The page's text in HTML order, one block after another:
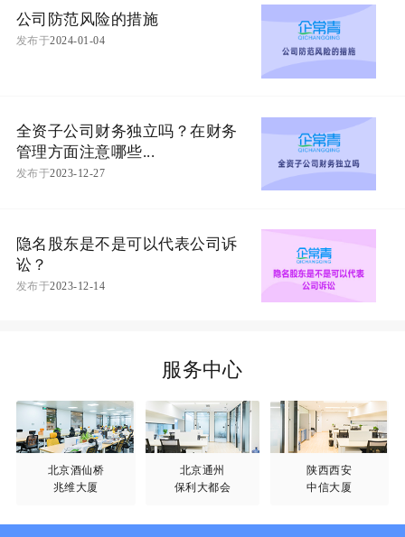
公司防范风险的措施
发布于2024-01-04
全资子公司财务独立吗？在财务
管理方面注意哪些...
发布于2023-12-27
隐名股东是不是可以代表公司诉
讼？
发布于2023-12-14
服务中心
北京酒仙桥
兆维大厦
北京通州
保利大都会
陕西西安
中信大厦